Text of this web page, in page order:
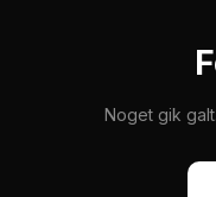
Noget gik